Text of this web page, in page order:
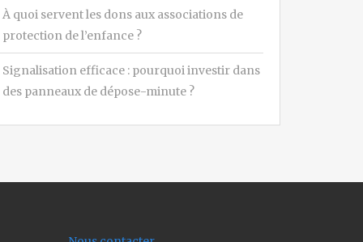
À quoi servent les dons aux associations de
protection de l’enfance ?
Signalisation efficace : pourquoi investir dans
des panneaux de dépose-minute ?